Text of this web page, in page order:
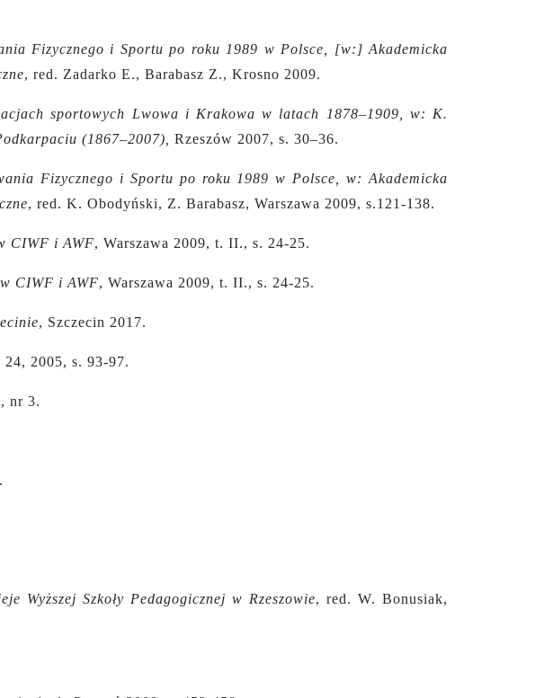
Fizycznego i Sportu po roku 1989 w Polsce, [w:] Akademicka
, red. Zadarko E., Barabasz Z., Krosno 2009.
sportowych Lwowa i Krakowa w latach 1878–1909, w: K.
(1867–2007),
Rzeszów 2007, s. 30–36.
Fizycznego i Sportu po roku 1989 w Polsce, w: Akademicka
, red. K. Obodyński, Z. Barabasz, Warszawa 2009, s.121-138.
CIWF i AWF, Warszawa 2009, t. II., s. 24-25.
CIWF i AWF, Warszawa 2009, t. II., s. 24-25.
, Szczecin 2017.
24, 2005, s. 93-97.
nr 3.
Wyższej Szkoły Pedagogicznej w Rzeszowie, red. W. Bonusiak,